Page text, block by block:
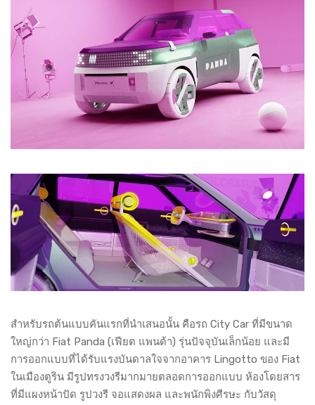
สำหรับรถต้นแบบคันแรกที่นำเสนอนั้น คือรถ City Car ที่มีขนาด
ใหญ่กว่า Fiat Panda (เฟียต แพนด้า) รุ่นปัจจุบันเล็กน้อย และมี
การออกแบบที่ได้รับแรงบันดาลใจจากอาคาร Lingotto ของ Fiat
ในเมืองตูริน มีรูปทรงวงรีมากมายตลอดการออกแบบ ห้องโดยสาร
ที่มีแผงหน้าปัด รูปวงรี จอแสดงผล และพนักพิงศีรษะ กับวัสดุ